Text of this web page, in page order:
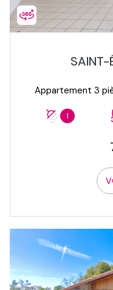
SAINT-
1